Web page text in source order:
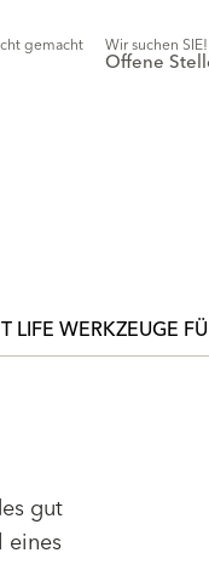
gemacht Wir suchen SIE!
Offene
LIFE WERKZEUGE
gut
eines